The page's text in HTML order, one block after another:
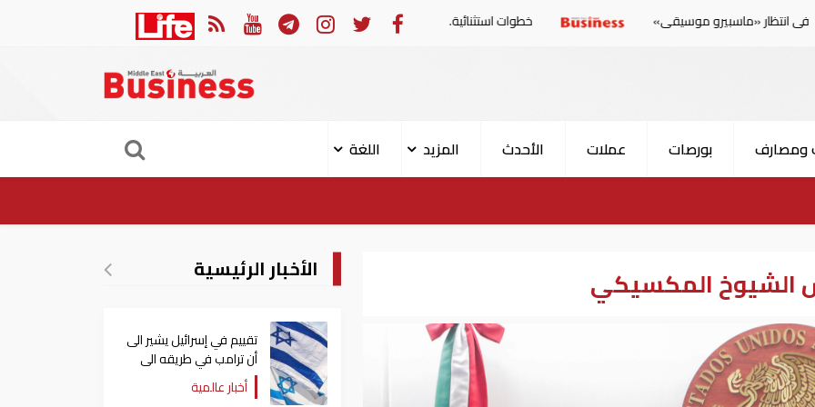
موسيقى» خطوات استثنائية.. دول أوروبية تستعد لمواجهة موجة حر غير مسبوقة رئيس الموساد يأمر رئيس
ومصارف بورصات عملات الأحدث المزيد
اللغة
الشيوخ المكسيكي الأخبار الرئيسية
تقييم في إسرائيل يشير الى
أن ترامب في طريقه الى
إبرام اتفاق مع إيران
أخبار عالمية